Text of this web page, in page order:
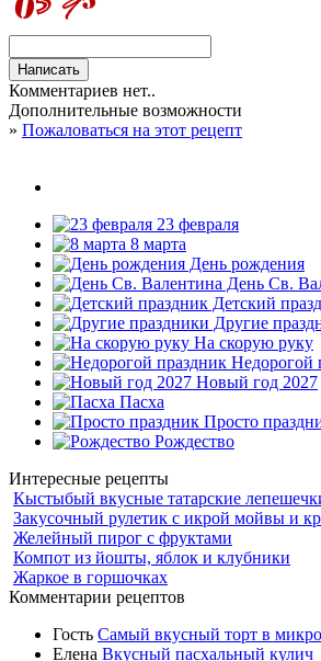
Комментариев нет..
Дополнительные возможности
» Пожаловаться на этот рецепт
23 февраля
8 марта
День рождения
День Св.
Детский
Другие
На скорую руку
Недорогой
Новый год 2027
Пасха
Просто
Рождество
Интересные рецепты
Кыстыбый вкусные татарские
Закусочный рулетик с икрой мойвы и
Желейный пирог с фруктами
Компот из йошты, яблок и клубники
Жаркое в горшочках
Комментарии рецептов
Гость Самый вкусный торт в
Елена Вкусный пасхальный кулич